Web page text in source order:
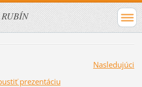
Nasledujúci
prezentáciu